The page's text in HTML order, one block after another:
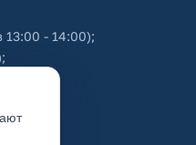
13:00 - 14:00);